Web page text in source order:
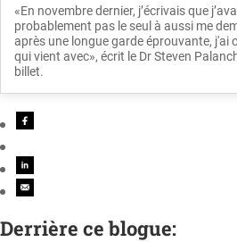
«En novembre dernier, j’écrivais que
probablement pas le seul à aussi me
après une longue garde éprouvante, j'ai
qui vient avec», écrit le Dr Steven
billet.
Derrière ce blogue: